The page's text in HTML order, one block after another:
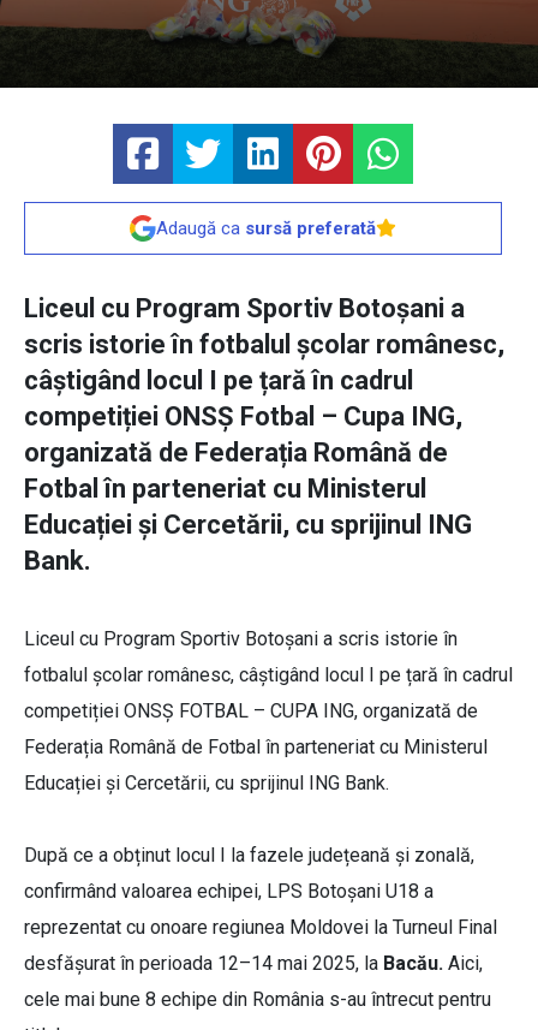
Adaugă ca sursă preferată
Liceul cu Program Sportiv Botoșani a
scris istorie în fotbalul școlar românesc,
câștigând locul I pe țară în cadrul
competiției ONSȘ Fotbal – Cupa ING,
organizată de Federația Română de
Fotbal în parteneriat cu Ministerul
Educației și Cercetării, cu sprijinul ING
Bank.
Liceul cu Program Sportiv Botoșani a scris istorie în
fotbalul școlar românesc, câștigând locul I pe țară în cadrul
competiției ONSȘ FOTBAL – CUPA ING, organizată de
Federația Română de Fotbal în parteneriat cu Ministerul
Educației și Cercetării, cu sprijinul ING Bank.
După ce a obținut locul I la fazele județeană și zonală,
confirmând valoarea echipei, LPS Botoșani U18 a
reprezentat cu onoare regiunea Moldovei la Turneul Final
desfășurat în perioada 12–14 mai 2025, la Bacău. Aici,
cele mai bune 8 echipe din România s-au întrecut pentru